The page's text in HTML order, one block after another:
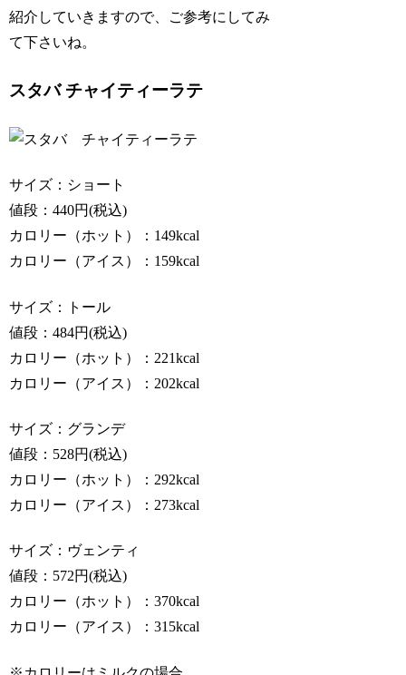
紹介していきますので、ご参考にしてみ
て下さいね。
スタバ チャイティーラテ
サイズ：ショート
値段：440円(税込)
カロリー（ホット）：149kcal
カロリー（アイス）：159kcal
サイズ：トール
値段：484円(税込)
カロリー（ホット）：221kcal
カロリー（アイス）：202kcal
サイズ：グランデ
値段：528円(税込)
カロリー（ホット）：292kcal
カロリー（アイス）：273kcal
サイズ：ヴェンティ
値段：572円(税込)
カロリー（ホット）：370kcal
カロリー（アイス）：315kcal